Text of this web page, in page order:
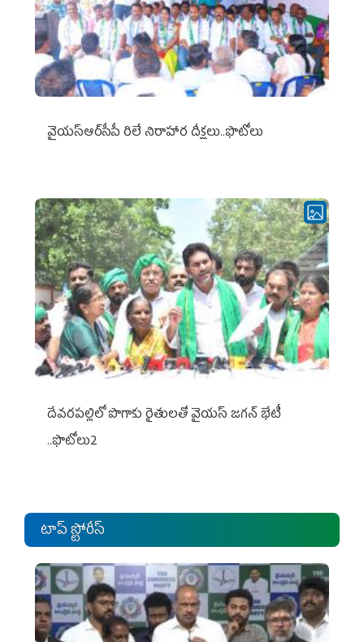
వైయ‌స్ఆర్‌సీపీ రిలే నిరాహార దీక్షలు..ఫొటోలు
దేవరపల్లిలో పొగాకు రైతులతో వైయస్ జగన్ భేటీ
..ఫొటోలు2
టాప్ స్టోరీస్